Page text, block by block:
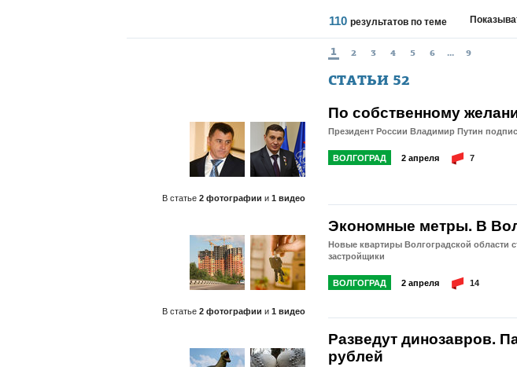
110 результатов по теме
1 2 3 4 5 6 ... 9
СТАТЬИ 52
В статье 2 фотографии и 1 видео
По собственному
Президент России Владимир Путин
ВОЛГОГРАД 2 апреля 7
В статье 2 фотографии и 1 видео
Экономные метры. В
Новые квартиры Волгоградской области
застройщики
ВОЛГОГРАД 2 апреля 14
Разведут динозавров.
рублей